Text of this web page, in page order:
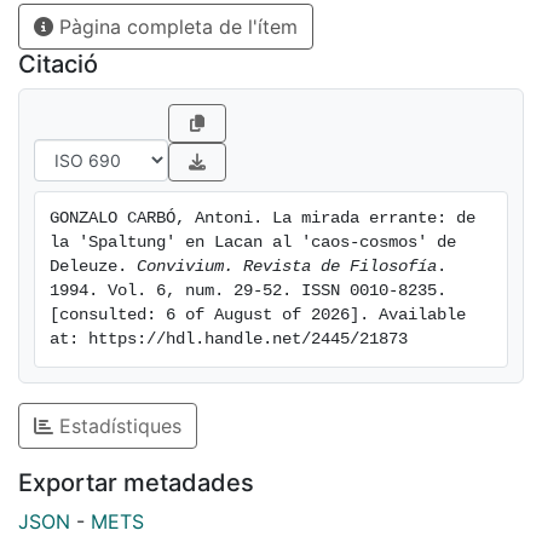
mirada errante.
Pàgina completa de l'ítem
Citació
GONZALO CARBÓ, Antoni. La mirada errante: de
la 'Spaltung' en Lacan al 'caos-cosmos' de
Deleuze. Convivium. Revista de Filosofía .
1994. Vol. 6, num. 29-52. ISSN 0010-8235.
[consulted: 6 of August of 2026]. Available
at: https://hdl.handle.net/2445/21873
Estadístiques
Exportar metadades
JSON - METS